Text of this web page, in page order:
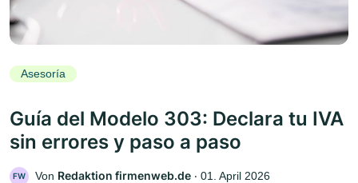
Asesoría
Guía del Modelo 303: Declara tu IVA
sin errores y paso a paso
FW Von Redaktion firmenweb.de ‧ 01. April 2026